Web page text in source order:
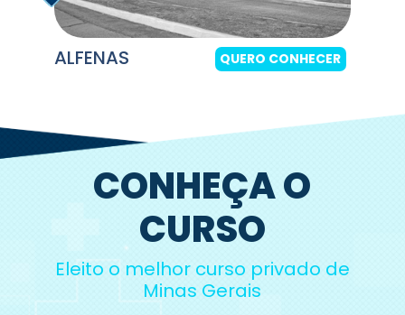
ALFENAS QUERO CONHECER
CONHEÇA O
CURSO
Eleito o melhor curso privado de
Minas Gerais